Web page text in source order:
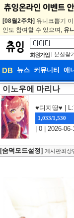
[08월2주차] 유니크뽑기
인도 참여할 수 있으며, 유
회원가입 | 분실찾
DB 뉴스 커뮤니티 애
DB
웹툰
이노우에 마리나
♥디지땅♥ |
1,033/1,530
| 0 | 2026-
[숨덕모드설정] 게시판최상